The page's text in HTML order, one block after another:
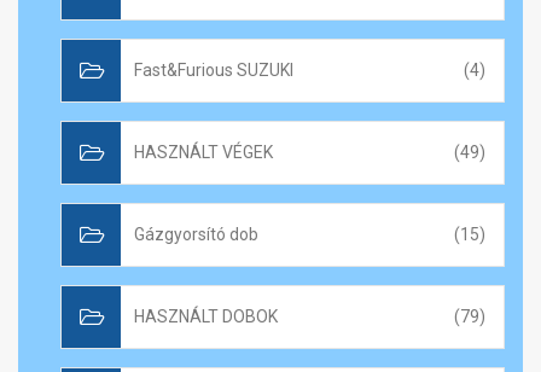
Fast&Furious SUZUKI (4)
HASZNÁLT VÉGEK (49)
Gázgyorsító dob (15)
HASZNÁLT DOBOK (79)